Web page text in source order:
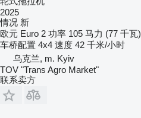
2025
情况 新
欧元 Euro 2 功率 105 马力 (77 千瓦)
车桥配置 4x4 速度 42 千米/小时
乌克兰, m. Kyiv
TOV "Trans Agro Market"
联系卖方